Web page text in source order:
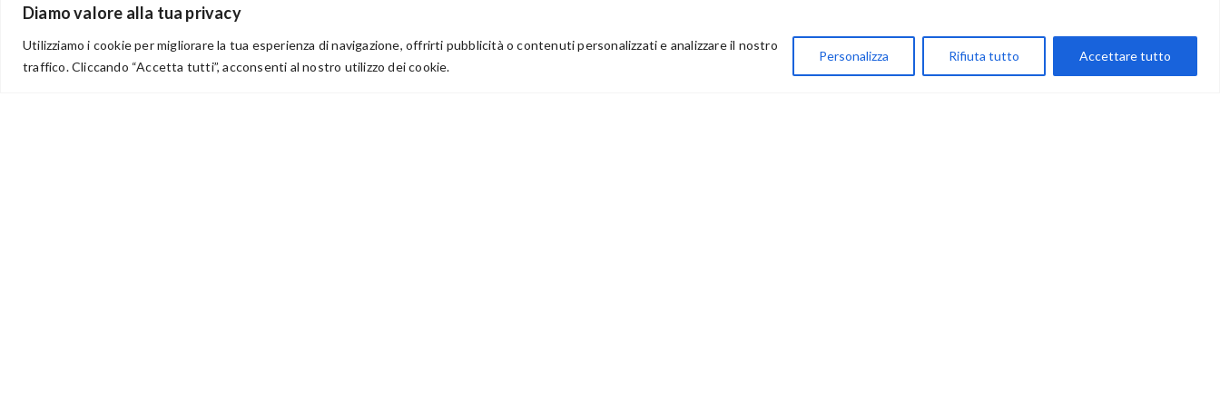
Diamo valore alla tua privacy
Utilizziamo i cookie per migliorare la tua esperienza di navigazione, offrirti pubblicità o contenuti personalizzati e analizzare il nostro
traffico. Cliccando “Accetta tutti”, acconsenti al nostro utilizzo dei cookie.
Personalizza Rifiuta tutto Accettare tutto
Privacy
Chi Siamo
My Account
Carrello